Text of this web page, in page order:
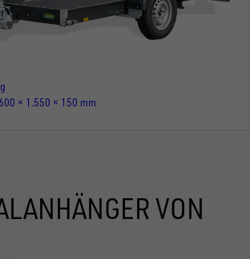
× 1.550 × 150 mm
VON